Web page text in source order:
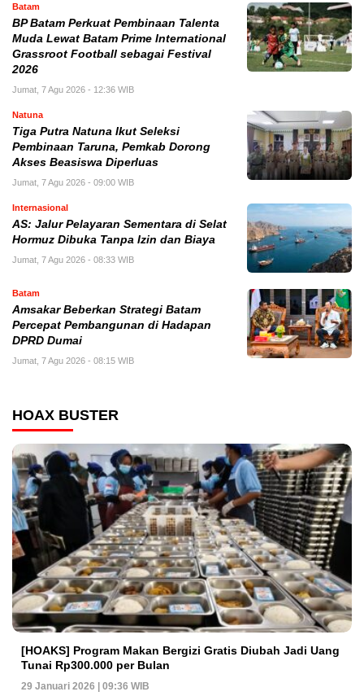
Batam
BP Batam Perkuat Pembinaan Talenta
Muda Lewat Batam Prime International
Grassroot Football sebagai Festival
2026
Jumat, 7 Agu 2026 - 12:36 WIB
Natuna
Tiga Putra Natuna Ikut Seleksi
Pembinaan Taruna, Pemkab Dorong
Akses Beasiswa Diperluas
Jumat, 7 Agu 2026 - 09:00 WIB
Internasional
AS: Jalur Pelayaran Sementara di Selat
Hormuz Dibuka Tanpa Izin dan Biaya
Jumat, 7 Agu 2026 - 08:33 WIB
Batam
Amsakar Beberkan Strategi Batam
Percepat Pembangunan di Hadapan
DPRD Dumai
Jumat, 7 Agu 2026 - 08:15 WIB
HOAX BUSTER
[HOAKS] Program Makan Bergizi Gratis Diubah Jadi Uang
Tunai Rp300.000 per Bulan
29 Januari 2026 | 09:36 WIB